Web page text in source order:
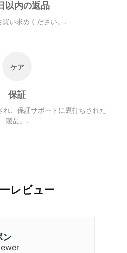
以内の返品
買い求めください。.
ケア
保証
、保証サポートに裏打ちされた
製品。.
レビュー
ン